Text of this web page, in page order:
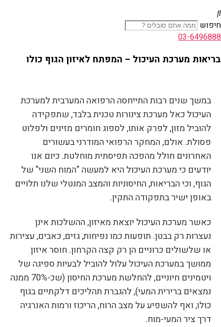
חיפוש
03-6496888
בריאות מערכת העיכול – המפתח לאיזון הגוף כולו
במשך שנים רבות התייחסה הרפואה המערבית למערכת
העיכול כאל מערכת צינורות טכנית בלבד, שתפקידה
להוביל מזון, לפרק אותו, לספוג חומרים מזינים ולפלוט
פסולת. אולם, המחקר הרפואי המודרני בעשורים
האחרונים חולל מהפכה תפיסתית מוחלטת. כיום אנו
יודעים כי מערכת העיכול היא למעשה "המוח השני" של
הגוף, וכי הבריאות, החיסוניות והמצב המנטלי שלנו תלויים
באופן ישיר בתפקודה התקין.
כאשר מערכת העיכול יוצאת מאיזון, ההשלכות אינן
נעצרות רק בבטן. תופעות כמו נפיחות, גזים, כאבים, עצירות
או שלשולים כרוניים הן רק קצה הקרחון. חוסר איזון
ממושך במערכת העיכול עלול להוביל לבעיות ספיגה של
ויטמינים חיוניים, להחלשת מערכת החיסון (שכ-70% ממנה
נמצאים ברירית המעי), להגברת תהליכים דלקתיים בגוף
כולו, ואף להשפיע על מצב הרוח, הריכוז ורמות האנרגיה
דרך ציר המעי-מוח.